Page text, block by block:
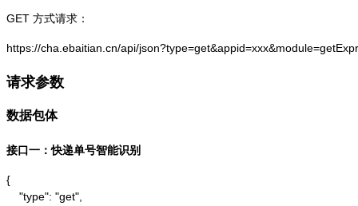
GET 方式请求：
https://cha.ebaitian.cn/api/
请求参数
数据包体
接口一：快递单号智能识别
{
    "type": "get",